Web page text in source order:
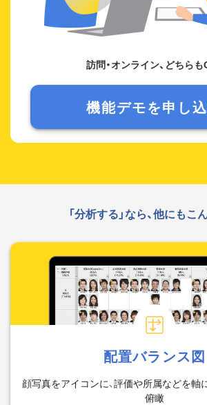
訪問・オンライン、どちらも
機能デモを申し
「分析する」なら、他にもこ
配置バランス図
顔写真をアイコンに、評価や所属などを軸
俯瞰